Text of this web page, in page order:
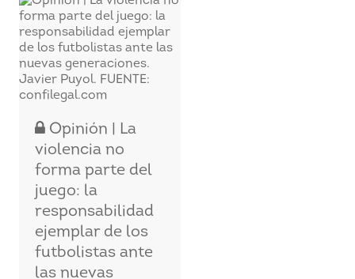
Opinión | La
violencia no
forma parte del
juego: la
responsabilidad
ejemplar de los
futbolistas ante
las nuevas